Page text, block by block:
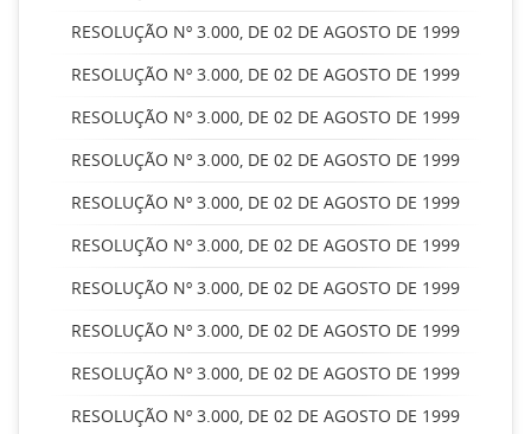
RESOLUÇÃO Nº 3.000, DE 02 DE AGOSTO DE 1999
RESOLUÇÃO Nº 3.000, DE 02 DE AGOSTO DE 1999
RESOLUÇÃO Nº 3.000, DE 02 DE AGOSTO DE 1999
RESOLUÇÃO Nº 3.000, DE 02 DE AGOSTO DE 1999
RESOLUÇÃO Nº 3.000, DE 02 DE AGOSTO DE 1999
RESOLUÇÃO Nº 3.000, DE 02 DE AGOSTO DE 1999
RESOLUÇÃO Nº 3.000, DE 02 DE AGOSTO DE 1999
RESOLUÇÃO Nº 3.000, DE 02 DE AGOSTO DE 1999
RESOLUÇÃO Nº 3.000, DE 02 DE AGOSTO DE 1999
RESOLUÇÃO Nº 3.000, DE 02 DE AGOSTO DE 1999